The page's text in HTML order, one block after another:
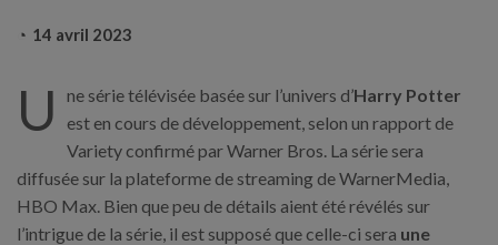
14 avril 2023
U ne série télévisée basée sur l’univers d’Harry Potter
est en cours de développement, selon un rapport de
Variety confirmé par Warner Bros. La série sera
diffusée sur la plateforme de streaming de WarnerMedia,
HBO Max. Bien que peu de détails aient été révélés sur
l’intrigue de la série, il est supposé que celle-ci sera une